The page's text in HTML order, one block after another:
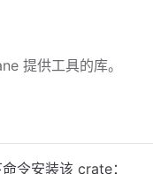
提供工具的库。
令安装该 crate：